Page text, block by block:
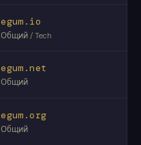
egum.io
Общий / Tech
egum.net
Общий
egum.org
Общий